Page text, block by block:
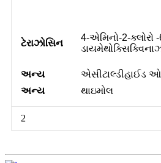
ટેરાઝોસિન
4-એમિનો-2-ક્લોરો
અન્ય એસીટાલ્ડીહાઈડ
અન્ય
થાઇમોલ
2